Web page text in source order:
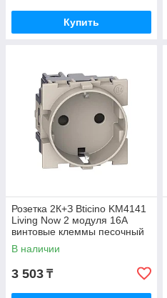
Купить
Розетка 2К+З Bticino KM4141
Living Now 2 модуля 16А
винтовые клеммы песочный
KM4141
В наличии
3 503 ₸